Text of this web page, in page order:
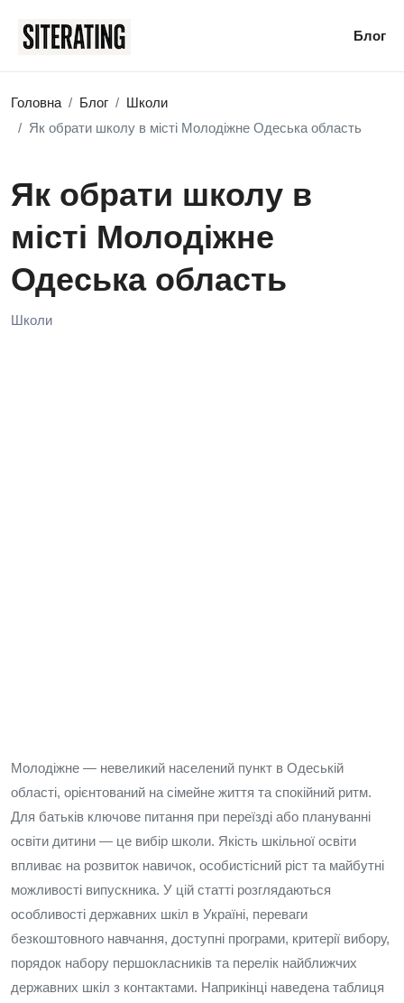
Блог
Головна Блог
Школи
Як обрати школу в місті Молодіжне Одеська область
Як обрати школу в
місті Молодіжне
Одеська область
Школи
Молодіжне — невеликий населений пункт в Одеській
області, орієнтований на сімейне життя та спокійний ритм.
Для батьків ключове питання при переїзді або плануванні
освіти дитини — це вибір школи. Якість шкільної освіти
впливає на розвиток навичок, особистісний ріст та майбутні
можливості випускника. У цій статті розглядаються
особливості державних шкіл в Україні, переваги
безкоштовного навчання, доступні програми, критерії вибору,
порядок набору першокласників та перелік найближчих
державних шкіл з контактами. Наприкінці наведена таблиця